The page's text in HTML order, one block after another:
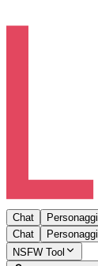
Chat Personaggi
Chat
Personaggi
NSFW Tool